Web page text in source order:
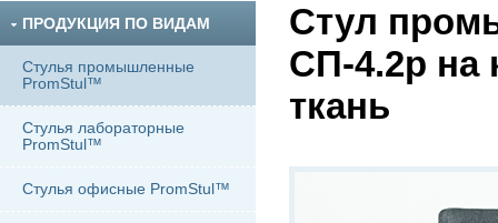
ПРОДУКЦИЯ ПО ВИДАМ
Стулья промышленные
PromStul™
Стулья лабораторные
PromStul™
Стулья офисные PromStul™
Стул
СП-4.2р на
ткань